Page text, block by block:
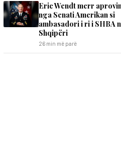
Eric Wendt merr
nga Senati Amerikan si
ambasadori i ri i SHBA
Shqipëri
26 min më parë